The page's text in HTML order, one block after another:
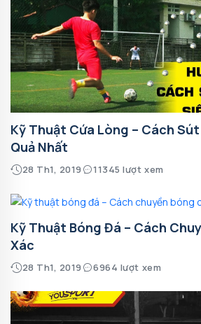
Kỹ Thuật Cứa Lòng – Cách
Quả Nhất
28 Th1, 2019 11345 lượt xem
Kỹ Thuật Bóng Đá – Cách
Xác
28 Th1, 2019 6964 lượt xem